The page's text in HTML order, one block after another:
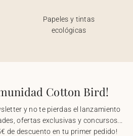
Papeles y tintas
ecológicas
Cotton Bird!
y no te pierdas el lanzamiento
ofertas exclusivas y concursos...
de descuento en tu primer pedido!